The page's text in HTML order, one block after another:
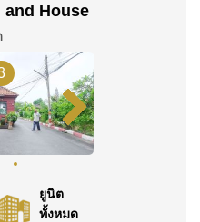
on +6638411250 or
and our office
and House
ยูนิต
ทั้งหมด